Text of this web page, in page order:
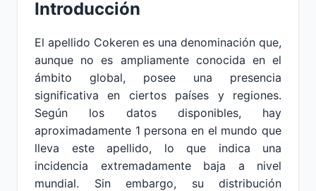
Introducción
El apellido Cokeren es una denominación que,
aunque no es ampliamente conocida en el
ámbito global, posee una presencia
significativa en ciertos países y regiones.
Según los datos disponibles, hay
aproximadamente 1 persona en el mundo que
lleva este apellido, lo que indica una
incidencia extremadamente baja a nivel
mundial. Sin embargo, su distribución